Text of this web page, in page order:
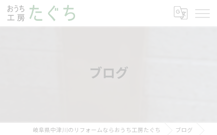
ブログ
岐阜県中津川のリフォームならおうち工房たぐち ブログ